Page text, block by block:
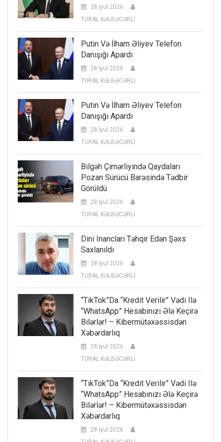
28 İyul 2026
TURAL KƏLBƏCƏRLİ
Putin Və İlham Əliyev Telefon
Danışığı Apardı
28 İyul 2026
TURAL KƏLBƏCƏRLİ
Putin Və İlham Əliyev Telefon
Danışığı Apardı
28 İyul 2026
TURAL KƏLBƏCƏRLİ
Bilgəh Çimərliyində Qaydaları
Pozan Sürücü Barəsində Tədbir
Görüldü
28 İyul 2026
TURAL KƏLBƏCƏRLİ
Dini Inancları Təhqir Edən Şəxs
Saxlanıldı
28 İyul 2026
TURAL KƏLBƏCƏRLİ
“TikTok”da “kredit Verilir” Vədi Ilə
“WhatsApp” Hesabınızı Ələ Keçirə
Bilərlər! – Kibermütəxəssisdən
Xəbərdarlıq
28 İyul 2026
TURAL KƏLBƏCƏRLİ
“TikTok”da “kredit Verilir” Vədi Ilə
“WhatsApp” Hesabınızı Ələ Keçirə
Bilərlər! – Kibermütəxəssisdən
Xəbərdarlıq
28 İyul 2026